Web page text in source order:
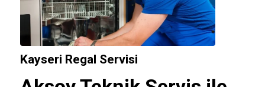
Kayseri Regal Servisi